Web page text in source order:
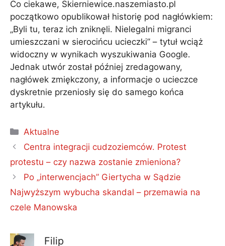
Co ciekawe, Skierniewice.naszemiasto.pl
początkowo opublikował historię pod nagłówkiem:
„Byli tu, teraz ich zniknęli. Nielegalni migranci
umieszczani w sierocińcu ucieczki” – tytuł wciąż
widoczny w wynikach wyszukiwania Google.
Jednak utwór został później zredagowany,
nagłówek zmiękczony, a informacje o ucieczce
dyskretnie przeniosły się do samego końca
artykułu.
Kategorie
Aktualne
Centra integracji cudzoziemców. Protest
protestu – czy nazwa zostanie zmieniona?
Po „interwencjach” Giertycha w Sądzie
Najwyższym wybucha skandal – przemawia na
czele Manowska
Filip